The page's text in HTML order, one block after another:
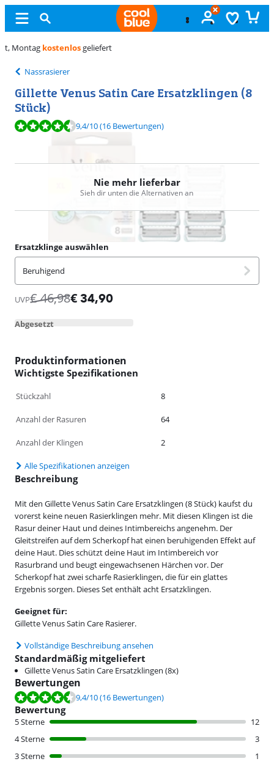
Nassrasierer
Gillette Venus Satin Care Ersatzklingen (8
Stück)
Bewertet mit 9,4 von 10, basierend auf 16 Bewertungen.
9,4/10(16 Bewertungen)
Nie mehr lieferbar
Sieh dir unten die Alternativen an
Ersatzklinge auswählen
Beruhigend
UVP€46,98€ 34,90
Abgesetzt
Produktinformationen
Wichtigste Spezifikationen
Stückzahl 8
Anzahl der Rasuren 64
Anzahl der Klingen 2
Alle Spezifikationen anzeigen
Beschreibung
Mit den Gillette Venus Satin Care Ersatzklingen (8 Stück) kaufst du
vorerst keine neuen Rasierklingen mehr. Mit diesen Klingen ist die
Rasur deiner Haut und deines Intimbereichs angenehm. Der
Gleitstreifen auf dem Scherkopf hat einen beruhigenden Effekt auf
deine Haut. Dies schützt deine Haut im Intimbereich vor
Rasurbrand und beugt eingewachsenen Härchen vor. Der
Scherkopf hat zwei scharfe Rasierklingen, die für ein glattes
Ergebnis sorgen. Dieses Set enthält acht Ersatzklingen.
Geeignet für:
Gillette Venus Satin Care Rasierer.
Vollständige Beschreibung ansehen
Standardmäßig mitgeliefert
Gillette Venus Satin Care Ersatzklingen (8x)
Bewertungen
Bewertet mit 9,4 von 10, basierend auf 16 Bewertungen.
9,4/10(16 Bewertungen)
Bewertung
5 Sterne
12
4 Sterne
3
3 Sterne
1